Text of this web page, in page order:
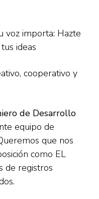
voz importa: Hazte
ideas
cooperativo y
de Desarrollo
equipo de
que nos
como EL
de registros